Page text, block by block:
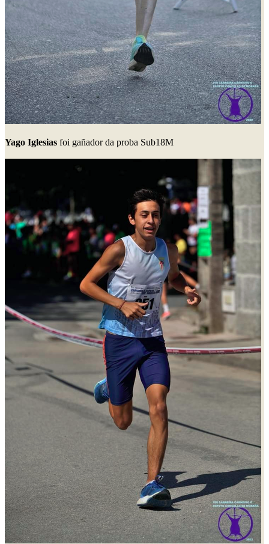
Yago Iglesias foi gañador da proba Sub18M